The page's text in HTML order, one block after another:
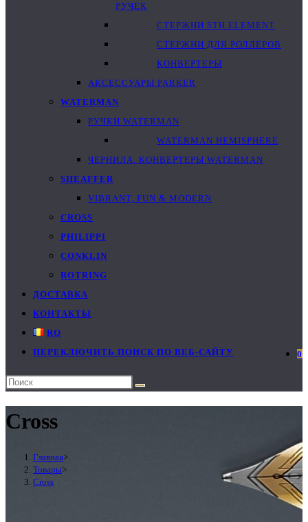
РУЧЕК
СТЕРЖНИ 5TH ELEMENT
СТЕРЖНИ ДЛЯ РОЛЛЕРОВ
КОНВЕРТЕРЫ
АКСЕССУАРЫ PARKER
WATERMAN
РУЧКИ WATERMAN
WATERMAN HEMISPHERE
ЧЕРНИЛА, КОНВЕРТЕРЫ WATERMAN
SHEAFFER
VIBRANT, FUN & MODERN
CROSS
PHILIPPI
CONKLIN
ROTRING
ДОСТАВКА
КОНТАКТЫ
RO
0
ПЕРЕКЛЮЧИТЬ ПОИСК ПО ВЕБ-САЙТУ
Cross
Главная>
Товары>
Cross